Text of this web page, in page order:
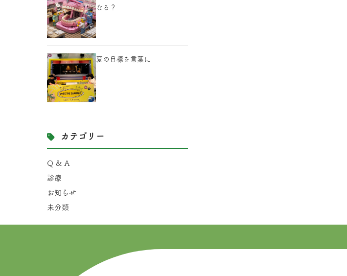
なる？
夏の目標を言葉に
カテゴリー
Q & A
診療
お知らせ
未分類